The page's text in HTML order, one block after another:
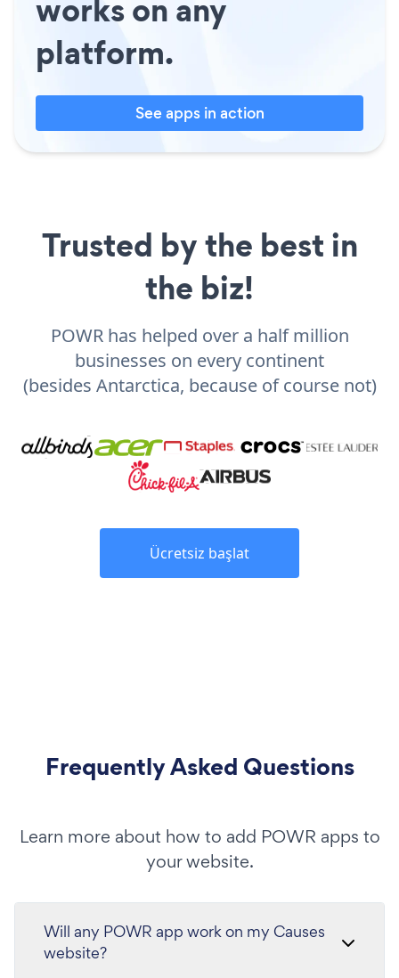
works on any
platform.
See apps in action
Trusted by the best in
the biz!
POWR has helped over a half million
businesses on every continent
(besides Antarctica, because of course not)
Ücretsiz başlat
Frequently Asked Questions
Learn more about how to add POWR apps to
your website.
Will any POWR app work on my Causes
website?